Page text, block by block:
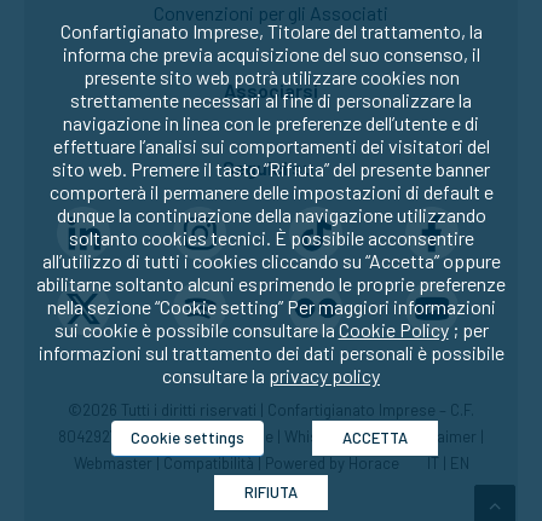
Convenzioni per gli Associati
Associarsi
Seguici su:
©2026 Tutti i diritti riservati | Confartigianato Imprese – C.F.
80429270582 |Privacy|Cookie Whistleblowing|Disclaimer
Webmaster|Compatibilità| Powered by Horace IT EN
Confartigianato Imprese, Titolare del trattamento, la
informa che previa acquisizione del suo consenso, il
presente sito web potrà utilizzare cookies non
strettamente necessari al fine di personalizzare la
navigazione in linea con le preferenze dell’utente e di
effettuare l’analisi sui comportamenti dei visitatori del
sito web. Premere il tasto “Rifiuta” del presente banner
comporterà il permanere delle impostazioni di default e
dunque la continuazione della navigazione utilizzando
soltanto cookies tecnici. È possibile acconsentire
all’utilizzo di tutti i cookies cliccando su “Accetta” oppure
abilitarne soltanto alcuni esprimendo le proprie preferenze
nella sezione “Cookie setting” Per maggiori informazioni
sui cookie è possibile consultare la Cookie Policy; per
informazioni sul trattamento dei dati personali è possibile
consultare la privacy policy
Cookie settings ACCETTA
RIFIUTA